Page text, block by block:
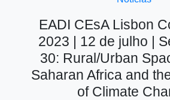
EADI CEsA Lisbon
2023 | 12 de julho |
30: Rural/Urban
Saharan Africa and
of Climate